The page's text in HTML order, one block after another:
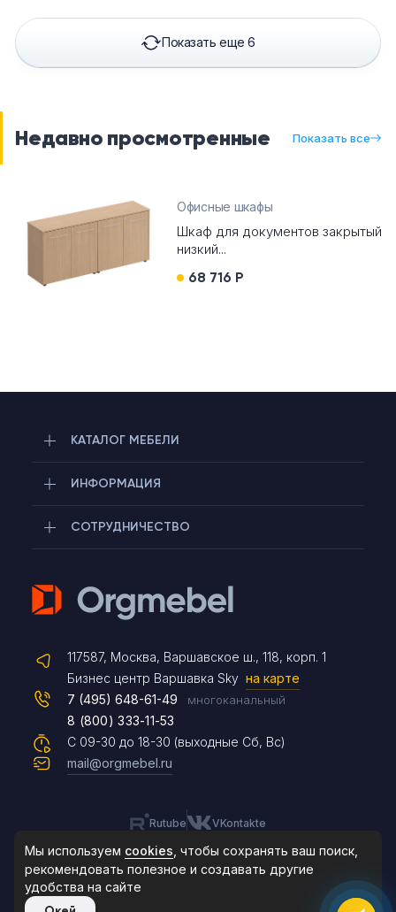
Показать еще 6
Недавно просмотренные Показать все
Офисные шкафы
Шкаф для документов закрытый
низкий...
68 716 Р
КАТАЛОГ МЕБЕЛИ
ИНФОРМАЦИЯ
СОТРУДНИЧЕСТВО
117587, Москва, Варшавское ш., 118, корп. 1
Бизнес центр Варшавка Sky на карте
С 09-30 до 18-30 (выходные Сб, Вс)
7 (495) 648-61-49 многоканальный
8 (800) 333-11-53
mail@orgmebel.ru
Rutube VKontakte
Telegram
Max
Чат на сайте
8 (495) 183-47-87
По будням с 09:30 до 18:30
Мы используем cookies , чтобы сохранять ваш поиск,
рекомендовать полезное и создавать другие
удобства на сайте